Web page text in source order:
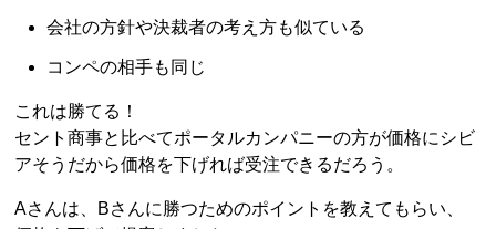
会社の方針や決裁者の考え方も似ている
コンペの相手も同じ
これは勝てる！
セント商事と比べてポータルカンパニーの方が価格にシビ
アそうだから価格を下げれば受注できるだろう。
Aさんは、Bさんに勝つためのポイントを教えてもらい、